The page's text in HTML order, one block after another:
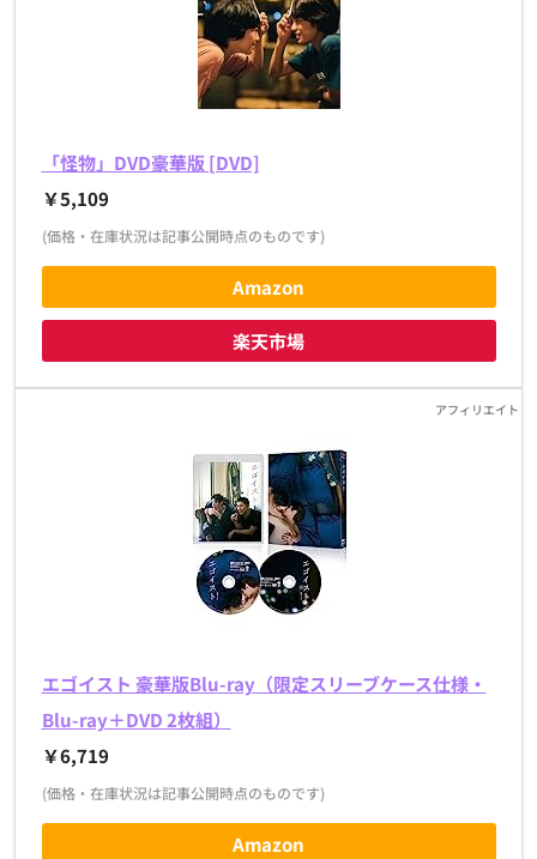
「怪物」DVD豪華版 [DVD]
￥5,109
(価格・在庫状況は記事公開時点のものです)
Amazon
楽天市場
エゴイスト 豪華版Blu-ray（限定スリーブケース仕様・
Blu-ray＋DVD 2枚組）
￥6,719
(価格・在庫状況は記事公開時点のものです)
Amazon